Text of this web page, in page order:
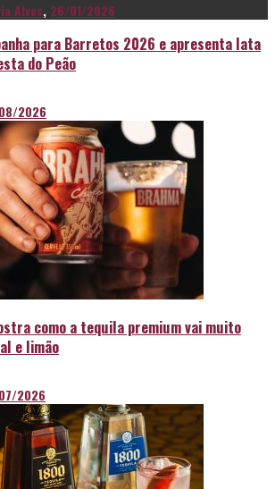
Alves, 26/01/2026
para Barretos 2026 e apresenta lata
do Peão
2026
como a tequila premium vai muito
e limão
2026